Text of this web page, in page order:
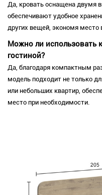
Да, кровать оснащена
обеспечивают удобное
других вещей, экономя место
Можно ли использовать
гостиной?
Да, благодаря компактным
модель подходит не только
или небольших квартир,
место при необходимости.